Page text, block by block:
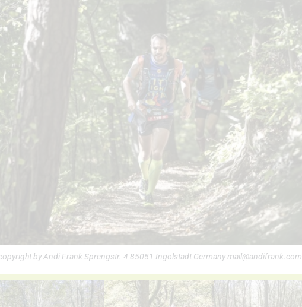
by Andi Frank Sprengstr. 4 85051 Ingolstadt Germany mail@andifrank.com